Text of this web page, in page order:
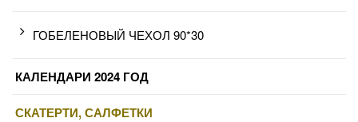
ГОБЕЛЕНОВЫЙ ЧЕХОЛ 90*30
КАЛЕНДАРИ 2024 ГОД
СКАТЕРТИ, САЛФЕТКИ